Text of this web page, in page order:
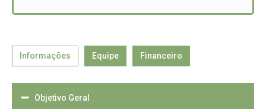
Informações Equipe Financeiro
Objetivo Geral